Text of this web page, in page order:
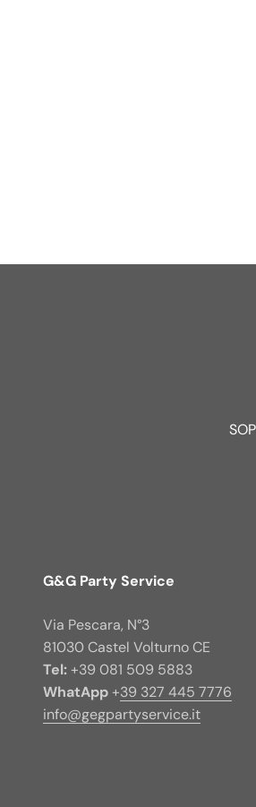
G&G Party Service
Via Pescara, N°3
81030 Castel Volturno CE
Tel:+39 081 509 5883
WhatApp+39 327 445 7776
info@gegpartyservice.it